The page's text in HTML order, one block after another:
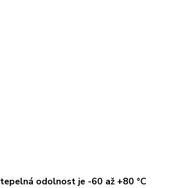
tepelná odolnost je -60 až +80 °C